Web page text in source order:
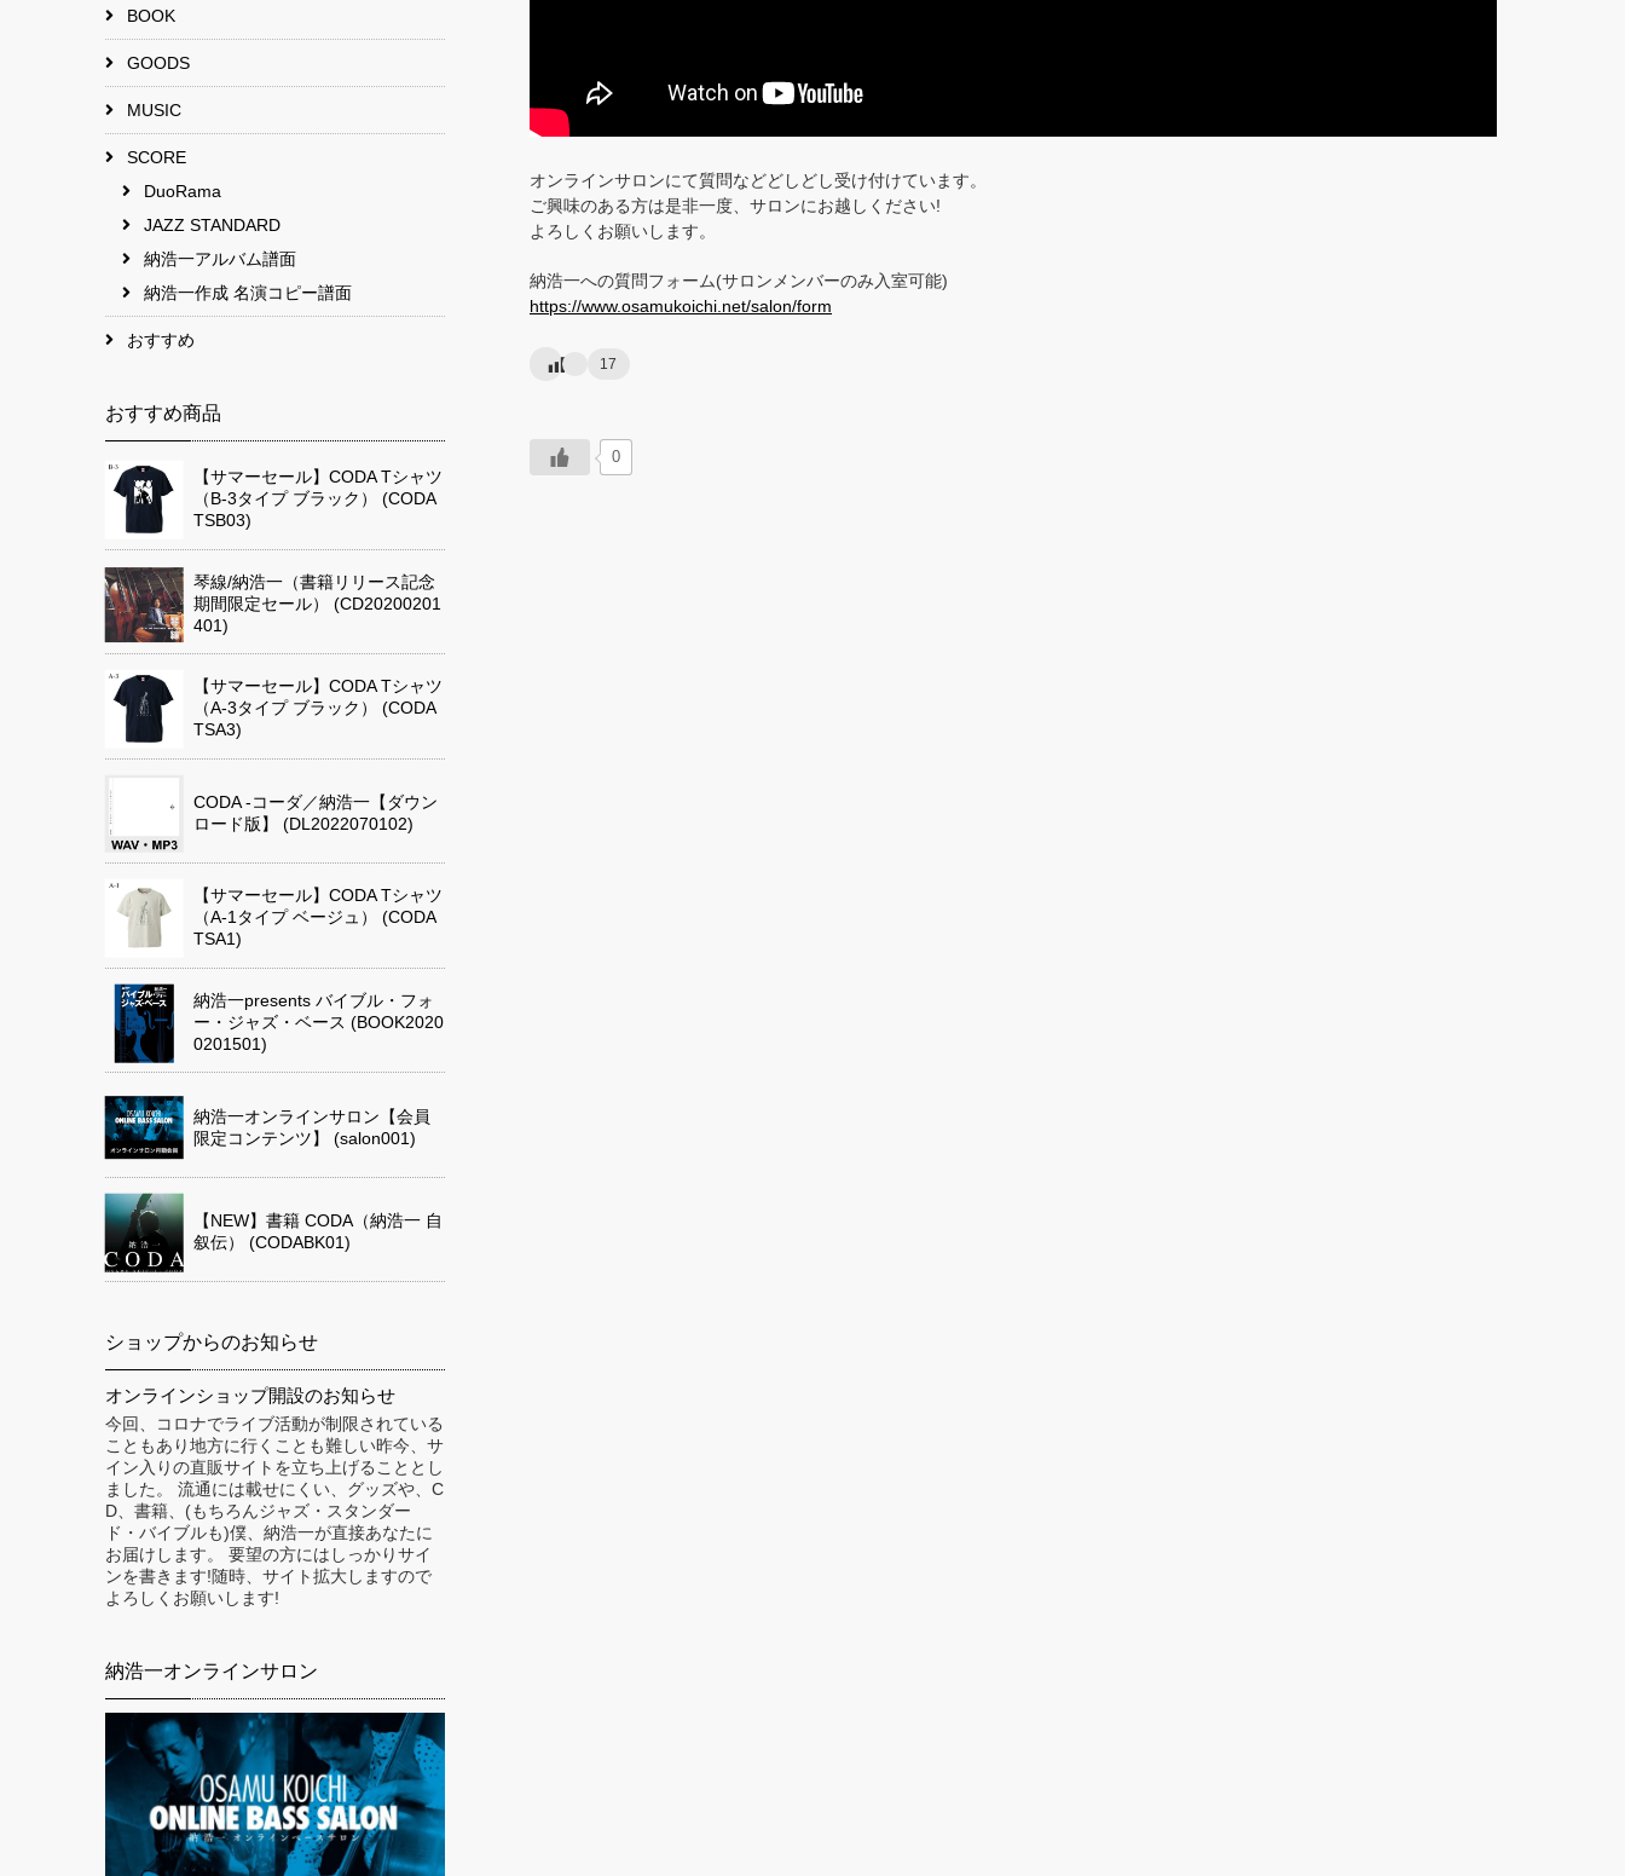
オンラインサロンにて質問などどしどし受け付けています。
ご興味のある方は是非一度、サロンにお越しください!
よろしくお願いします。
納浩一への質問フォーム(サロンメンバーのみ入室可能)
https://www.osamukoichi.net/salon/form
17
0
BOOK
GOODS
MUSIC
SCORE
DuoRama
JAZZ STANDARD
納浩一アルバム譜面
納浩一作成 名演コピー譜面
おすすめ
おすすめ商品
【サマーセール】CODA Tシャツ
（B-3タイプ ブラック） (CODA
TSB03)
琴線/納浩一（書籍リリース記念
期間限定セール） (CD20200201
401)
【サマーセール】CODA Tシャツ
（A-3タイプ ブラック） (CODA
TSA3)
CODA -コーダ／納浩一【ダウン
ロード版】 (DL2022070102)
【サマーセール】CODA Tシャツ
（A-1タイプ ベージュ） (CODA
TSA1)
納浩一presents バイブル・フォ
ー・ジャズ・ベース (BOOK2020
0201501)
納浩一オンラインサロン【会員
限定コンテンツ】 (salon001)
【NEW】書籍 CODA（納浩一 自
叙伝） (CODABK01)
ショップからのお知らせ
オンラインショップ開設のお知らせ
今回、コロナでライブ活動が制限されている
こともあり地方に行くことも難しい昨今、サ
イン入りの直販サイトを立ち上げることとし
ました。 流通には載せにくい、グッズや、C
D、書籍、(もちろんジャズ・スタンダー
ド・バイブルも)僕、納浩一が直接あなたに
お届けします。 要望の方にはしっかりサイ
ンを書きます!随時、サイト拡大しますので
よろしくお願いします!
納浩一オンラインサロン